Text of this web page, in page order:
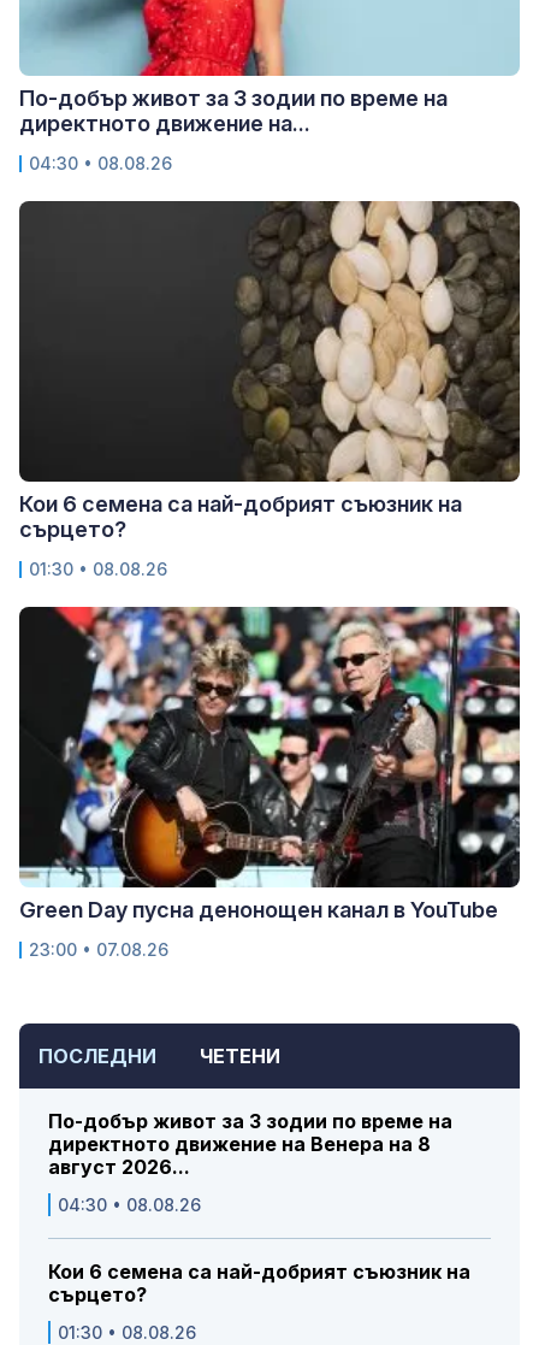
ПОСЛЕДНИ ЧЕТЕНИ
По-добър живот за 3 зодии по време на
директното движение на Венера на 8
август 2026...
04:30 • 08.08.26
Кои 6 семена са най-добрият съюзник на
сърцето?
01:30 • 08.08.26
По-добър живот за 3 зодии по време на
директното движение на...
04:30 • 08.08.26
Кои 6 семена са най-добрият съюзник на
сърцето?
01:30 • 08.08.26
Green Day пусна денонощен канал в YouTube
23:00 • 07.08.26